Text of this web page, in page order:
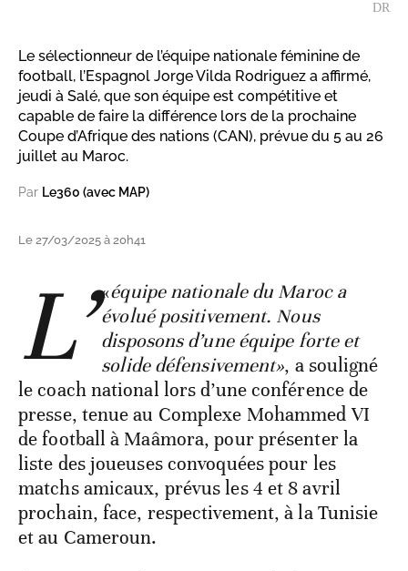
DR
Le sélectionneur de l’équipe nationale féminine de
football, l’Espagnol Jorge Vilda Rodriguez a affirmé,
jeudi à Salé, que son équipe est compétitive et
capable de faire la différence lors de la prochaine
Coupe d’Afrique des nations (CAN), prévue du 5 au 26
juillet au Maroc.
Par Le360 (avec MAP)
Le 27/03/2025 à 20h41
«
L’
équipe nationale du Maroc a
évolué positivement. Nous
disposons d’une équipe forte et
solide défensivement», a souligné
le coach national lors d’une conférence de
presse, tenue au Complexe Mohammed VI
de football à Maâmora, pour présenter la
liste des joueuses convoquées pour les
matchs amicaux, prévus les 4 et 8 avril
prochain, face, respectivement, à la Tunisie
et au Cameroun.